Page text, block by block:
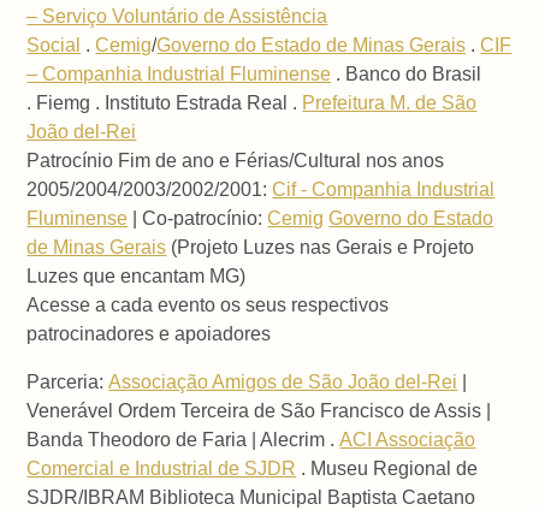
– Serviço Voluntário de Assistência
Social .Cemig/Governo do Estado de Minas Gerais .CIF
– Companhia Industrial Fluminense . Banco do Brasil
. Fiemg . Instituto Estrada Real . Prefeitura M. de São
João del-Rei
Patrocínio Fim de ano e Férias/Cultural nos anos
2005/2004/2003/2002/2001:Cif - Companhia Industrial
Fluminense | Co-patrocínio:Cemig Governo do Estado
de Minas Gerais (Projeto Luzes nas Gerais e Projeto
Luzes que encantam MG)
Acesse a cada evento os seus respectivos
patrocinadores e apoiadores
Parceria:Associação Amigos de São João del-Rei
Venerável Ordem Terceira de São Francisco de Assis |
Banda Theodoro de Faria | Alecrim .ACI Associação
Comercial e Industrial de SJDR . Museu Regional de
SJDR/IBRAM Biblioteca Municipal Baptista Caetano